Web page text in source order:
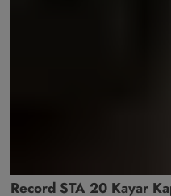
Record STA 20 Kayar